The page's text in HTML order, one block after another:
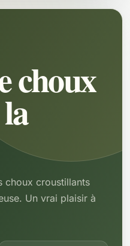
choux
choux croustillants
Un vrai plaisir à